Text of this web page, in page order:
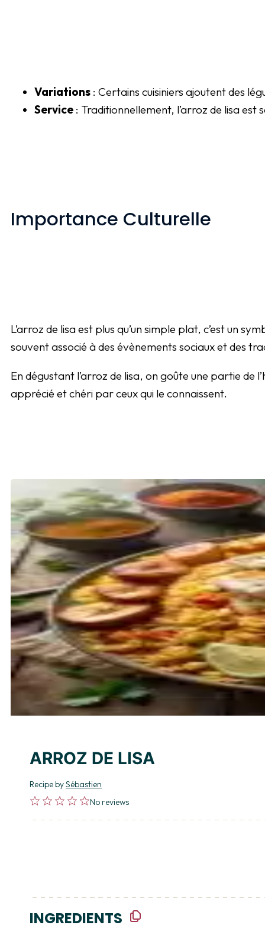
Variations : Certains cuisiniers ajoutent des
Service : Traditionnellement, l’arroz de lisa
Importance Culturelle
L’arroz de lisa est plus qu’un simple plat, c’est un
souvent associé à des évènements sociaux et des
En dégustant l’arroz de lisa, on goûte une partie
apprécié et chéri par ceux qui le connaissent.
ARROZ DE LISA
Recipe bySébastien
5
4
3
2
1 No reviews
INGREDIENTS